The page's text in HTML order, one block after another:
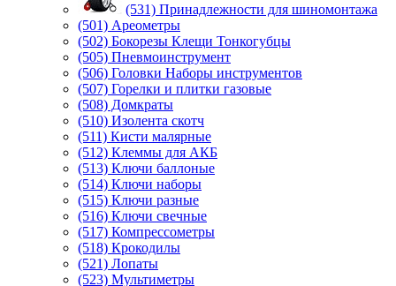
(531) Принадлежности для шиномонтажа
(501) Ареометры
(502) Бокорезы Клещи Тонкогубцы
(505) Пневмоинструмент
(506) Головки Наборы инструментов
(507) Горелки и плитки газовые
(508) Домкраты
(510) Изолента скотч
(511) Кисти малярные
(512) Клеммы для АКБ
(513) Ключи баллоные
(514) Ключи наборы
(515) Ключи разные
(516) Ключи свечные
(517) Компрессометры
(518) Крокодилы
(521) Лопаты
(523) Мультиметры